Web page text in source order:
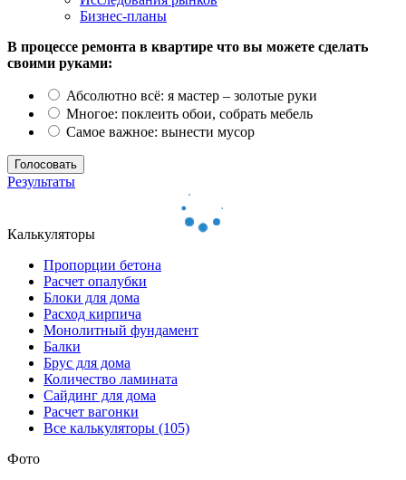
Бизнес-планы
В процессе ремонта в квартире что вы можете сделать
своими руками:
Абсолютно всё: я мастер – золотые руки
Многое: поклеить обои, собрать мебель
Самое важное: вынести мусор
Результаты
Калькуляторы
Пропорции бетона
Расчет опалубки
Блоки для дома
Расход кирпича
Монолитный фундамент
Балки
Брус для дома
Количество ламината
Сайдинг для дома
Расчет вагонки
Все калькуляторы (105)
Фото